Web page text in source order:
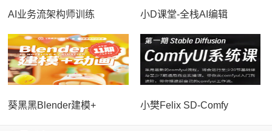
AI业务流架构师训练 小D课堂-全栈AI编辑
葵黑黑Blender建模+ 小樊Felix SD-Comfy